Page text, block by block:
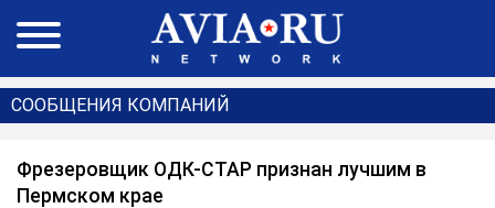
СООБЩЕНИЯ КОМПАНИЙ
Фрезеровщик ОДК-СТАР признан лучшим в
Пермском крае